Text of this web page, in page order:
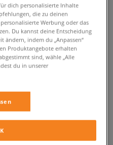
in
in einer stylischen, bisher
alle Sneakerheads
in einem abgefahrenem Shape
Force 1 Type
mit einer dicken, weißen
In diesen Sneaker vereint sich
mit einem zeitlosem,
welches
dich personalisierte Inhalte
die zu deinen
Werbung oder das
Du kannst deine Entscheidung
ändern, indem du „Anpassen“
Produktangebote erhalten
sind, wähle „Alle
du in unserer